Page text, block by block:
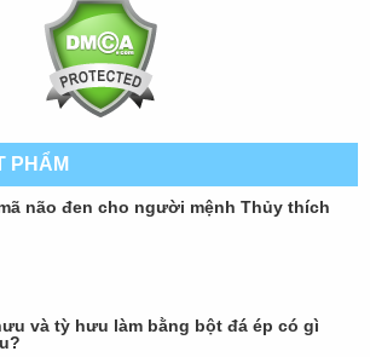
PHẨM
não đen cho người mệnh Thủy thích
và tỳ hưu làm bằng bột đá ép có gì